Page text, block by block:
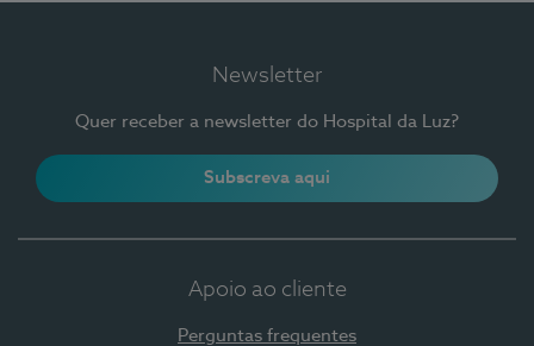
Newsletter
Quer receber a newsletter do Hospital da Luz?
Subscreva aqui
Apoio ao cliente
Perguntas frequentes